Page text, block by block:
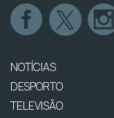
NOTÍCIAS
DESPORTO
TELEVISÃO